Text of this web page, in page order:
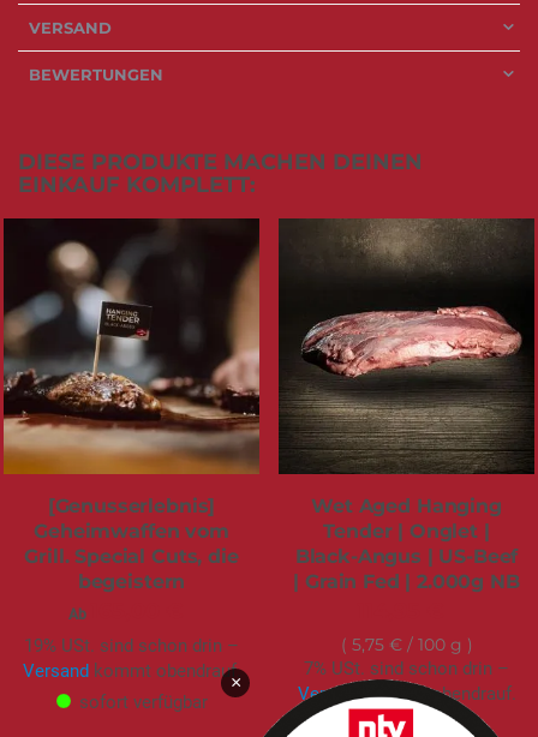
VERSAND
BEWERTUNGEN
DIESE PRODUKTE MACHEN DEINEN
EINKAUF KOMPLETT:
[Genusserlebnis]
Geheimwaffen vom
Grill. Special Cuts, die
begeistern
Ab
19% USt. sind schon drin –
Versandkommt obendrauf.
sofort verfügbar
Wet Aged Hanging
Tender | Onglet |
Black-Angus | US-Beef
| Grain Fed | 2.000g NB
5,75 €/ 100 g
7% USt. sind schon drin –
Versandkommt obendrauf.
sofort verfügbar
×